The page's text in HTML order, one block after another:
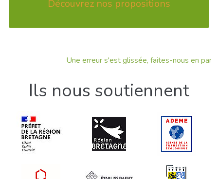
Découvrez nos propositions
Une erreur s'est glissée, faites-nous en part !
Ils nous soutiennent